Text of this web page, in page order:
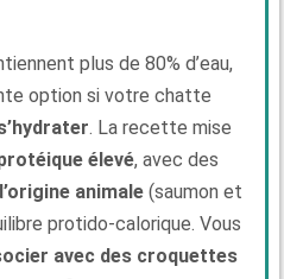
plus de 80% d’eau,
option si votre chatte
. La recette mise
élevé, avec des
animale (saumon et
protido-calorique. Vous
avec des croquettes